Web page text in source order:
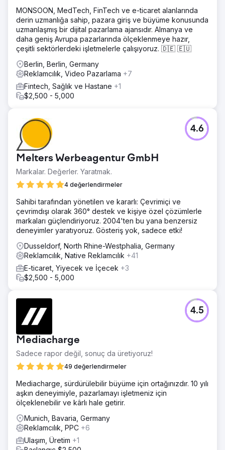
yeni anahtar ifadenin doldurulduğunu ve organik trafikte
%11,5'lik bir artış olduğunu gördük. 23 Broşür talebi
Toplam 23 broşür talebi kaydedildi.
Ajans sayfasına git
MONSOON, MedTech, FinTech ve e-ticaret alanlarında
derin uzmanlığa sahip, pazara giriş ve büyüme konusunda
uzmanlaşmış bir dijital pazarlama ajansıdır. Almanya ve
daha geniş Avrupa pazarlarında ölçeklenmeye hazır,
çeşitli sektörlerdeki işletmelerle çalışıyoruz. 🇩🇪 🇪🇺
Berlin, Berlin, Germany
Reklamcılık, Video Pazarlama +7
Fintech, Sağlık ve Hastane +1
$2,500 - 5,000
Melters Werbeagentur GmbH
Markalar. Değerler. Yaratmak.
4 değerlendirmeler
4.6
Sahibi tarafından yönetilen ve kararlı: Çevrimiçi ve
çevrimdışı olarak 360° destek ve kişiye özel çözümlerle
markaları güçlendiriyoruz. 2004'ten bu yana benzersiz
deneyimler yaratıyoruz. Gösteriş yok, sadece etki!
Dusseldorf, North Rhine-Westphalia, Germany
Reklamcılık, Native Reklamcılık +41
E-ticaret, Yiyecek ve İçecek +3
$2,500 - 5,000
Mediacharge
Sadece rapor değil, sonuç da üretiyoruz!
49 değerlendirmeler
4.5
Mediacharge, sürdürülebilir büyüme için ortağınızdır. 10 yılı
aşkın deneyimiyle, pazarlamayı işletmeniz için
ölçeklenebilir ve kârlı hale getirir.
Munich, Bavaria, Germany
Reklamcılık, PPC +6
Ulaşım, Üretim +1